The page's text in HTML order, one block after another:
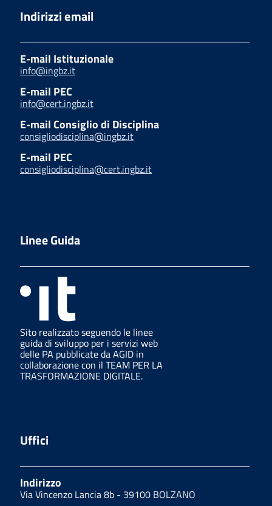
Indirizzi email
E-mail Istituzionale
info@ingbz.it
E-mail PEC
info@cert.ingbz.it
E-mail Consiglio di Disciplina
consigliodisciplina@ingbz.it
E-mail PEC
consigliodisciplina@cert.ingbz.it
Linee Guida
Sito realizzato seguendo le linee
guida di sviluppo per i servizi web
delle PA pubblicate da AGID in
collaborazione con il TEAM PER LA
TRASFORMAZIONE DIGITALE.
Uffici
Indirizzo
Via Vincenzo Lancia 8b - 39100 BOLZANO